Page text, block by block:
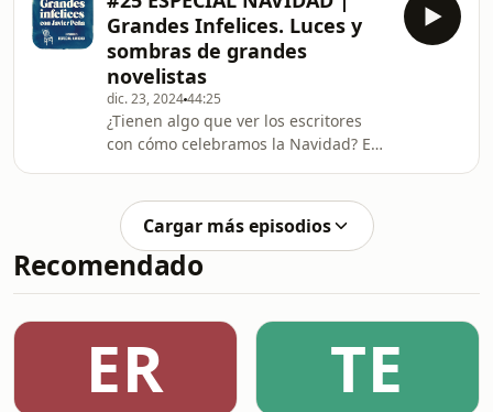
examinaremos cómo las ciudades
definen a los escritores y cómo la
literatura las transforma a ellas y al
mundo. Viajaremos a la Grecia arcaica
para hablar de Safo, a la Baja Edad
Media para recordar a Dante, al
imperio mongol junto a Marco Polo y
a la Troya homér
Grandes Infelices. Luces y
sombras de grandes
novelistas
dic. 23, 202444:25
¿Tienen algo que ver los escritores
con cómo celebramos la Navidad? En
autores como Washington Irving,
Charles Dickens o Hans Christian
Andersen en las costumbres de estas
fechas; y veremos a otros como
Dostoievski siendo infelices por
Navidad.Grandes Infelices es un
podcast de Blackie Books prese
Cargar más episodios
Recomendado
ER TE